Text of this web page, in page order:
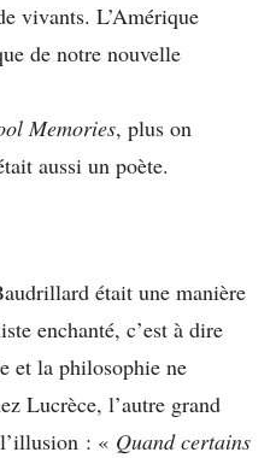
vivants. L’Amérique
de notre nouvelle
Memories, plus on
aussi un poète.
était une manière
enchanté, c’est à dire
et la philosophie ne
Lucrèce, l’autre grand
: « Quand certains